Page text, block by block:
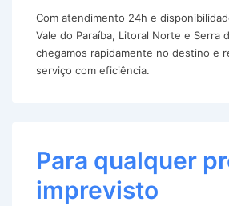
Com atendimento 24h e
Vale do Paraíba, Litoral Norte e Serra
chegamos rapidamente no destino e
serviço com eficiência.
Para qualquer
imprevisto